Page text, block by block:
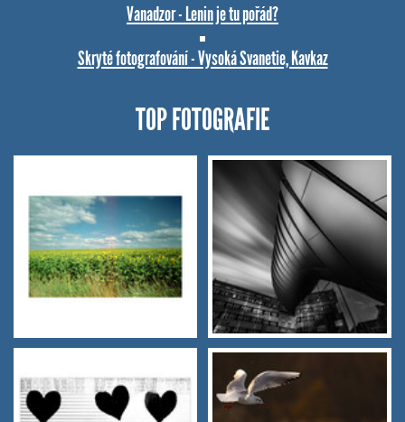
Vanadzor - Lenin je tu pořád?
Skryté fotografování - Vysoká Svanetie, Kavkaz
TOP FOTOGRAFIE